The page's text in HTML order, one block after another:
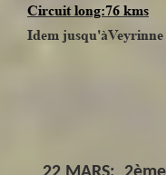
Circuit long:76 kms
Idem